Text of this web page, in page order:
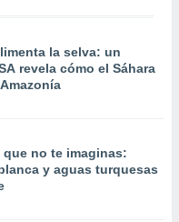
la selva: un
revela cómo el Sáhara
no te imaginas:
y aguas turquesas